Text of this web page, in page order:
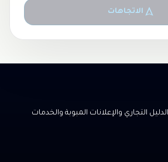
الاتجاهات
التجاري والإعلانات المبوبة والخدمات